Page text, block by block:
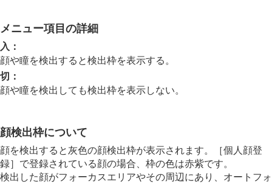
顔/瞳検出対象
右目/左目選択（静止画/動画）
登録顔優先（静止画/動画）
露出/測光を調整する
ISO感度を選ぶ
ホワイトバランス
画像に効果を加える
ドライブモードを使う（連写/セルフタイマー）
メニュー項目の詳細
入 ：
顔や瞳を検出すると検出枠を表示する。
切 ：
顔や瞳を検出しても検出枠を表示しない。
顔検出枠について
顔を検出すると灰色の顔検出枠が表示されます。
［個人顔登
録］ で登録されている顔の場合、枠の色は赤紫です。
検出した顔がフォーカスエリアやその周辺にあり、オートフォ